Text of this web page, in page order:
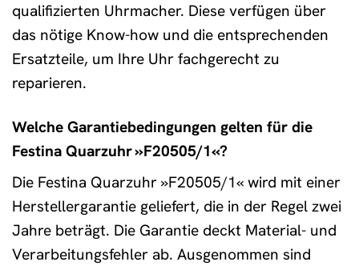
qualifizierten Uhrmacher. Diese verfügen über
das nötige Know-how und die entsprechenden
Ersatzteile, um Ihre Uhr fachgerecht zu
reparieren.
Welche Garantiebedingungen gelten für die
Festina Quarzuhr »F20505/1«?
Die Festina Quarzuhr »F20505/1« wird mit einer
Herstellergarantie geliefert, die in der Regel zwei
Jahre beträgt. Die Garantie deckt Material- und
Verarbeitungsfehler ab. Ausgenommen sind